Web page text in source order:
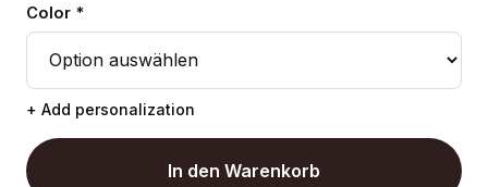
Color *
+ Add personalization
In den Warenkorb